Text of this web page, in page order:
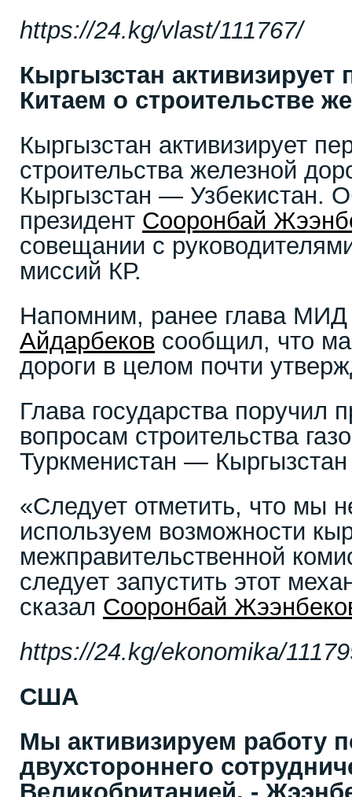
https://24.kg/vlast/111767/
Кыргызстан активизирует
Китаем о строительстве
Кыргызстан активизирует
строительства железной
Кыргызстан — Узбекистан.
президент Сооронбай
совещании с
миссий КР.
Напомним, ранее глава
Айдарбеков сообщил, что
дороги в целом почти
Глава государства поручил
вопросам строительства
Туркменистан —
«Следует отметить, что мы
используем возможности
межправительственной
следует запустить этот
сказал Сооронбай
https://24.kg/ekonomika/
США
Мы активизируем работу
двухстороннего